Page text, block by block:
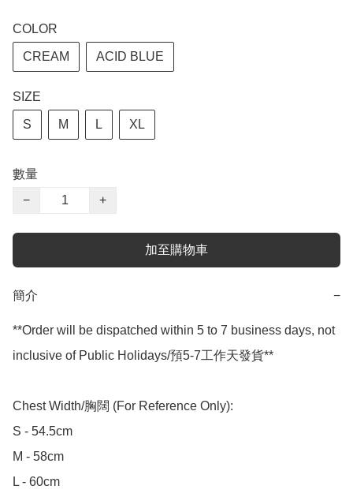
COLOR
CREAM ACID BLUE
SIZE
S M L XL
數量
−
+
加至購物車
簡介 −
**Order will be dispatched within 5 to 7 business days, not
inclusive of Public Holidays/預5-7工作天發貨**
Chest Width/胸闊 (For Reference Only):
S - 54.5cm
M - 58cm
L - 60cm